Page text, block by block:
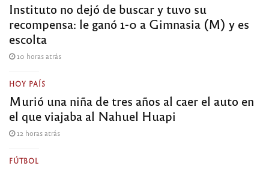
Instituto no dejó de buscar y tuvo su
recompensa: le ganó 1-0 a Gimnasia (M) y es
escolta
10 horas atrás
HOY PAÍS
Murió una niña de tres años al caer el auto en
el que viajaba al Nahuel Huapi
12 horas atrás
FÚTBOL